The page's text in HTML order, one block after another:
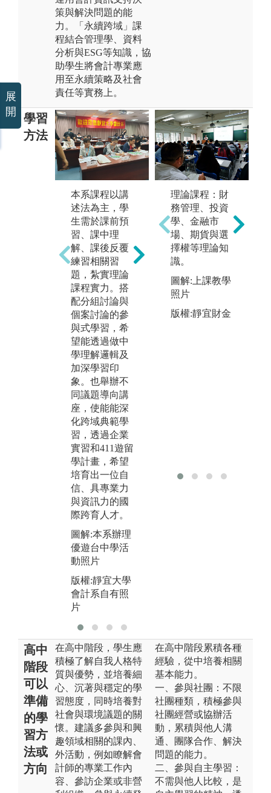
策與解決問題的能
力。「永續跨域」課
程結合管理學、資料
分析與ESG等知識，協
助學生將會計專業應
用至永續策略及社會
責任等實務上。
學習
方法
本系課程以講
述法為主，學
生需於課前預
習、課中理
解、課後反覆
練習相關習
題，紮實理論
課程實力。搭
配分組討論與
個案討論的參
與式學習，希
望能透過做中
學理解邏輯及
加深學習印
象。也舉辦不
同議題導向講
座，使能能深
化跨域典範學
習，透過企業
實習和411遊留
學計畫，希望
培育出一位自
信、具專業力
與資訊力的國
際跨育人才。
圖解:本系辦理
優遊台中學活
動照片
版權:靜宜大學
會計系自有照
片
軟體操作: 商業
套裝軟體、企
業資源規劃、
電腦審計等課
程，搭配相關
軟體，培養學
生實作及考照
能力。
理論課程：財
務管理、投資
學、金融市
場、期貨與選
擇權等理論知
識。
圖解:上課教學
照片
版權:靜宜財金
高中
階段
可以
準備
的學
習方
法或
方向
在高中階段，學生應
積極了解自我人格特
質與優勢，並培養細
心、沉著與穩定的學
習態度，同時培養對
社會與環境議題的關
懷。建議多參與和興
趣領域相關的課內、
外活動，例如瞭解會
計師的專業工作內
容、參訪企業或非營
在高中階段累積各種
經驗，從中培養相關
基本能力。
一、參與社團：不限
社團種類，積極參與
社團經營或協辦活
動，累積與他人溝
通、團隊合作、解決
問題的能力。
二、參與自主學習：
不需與他人比較，是
展
開